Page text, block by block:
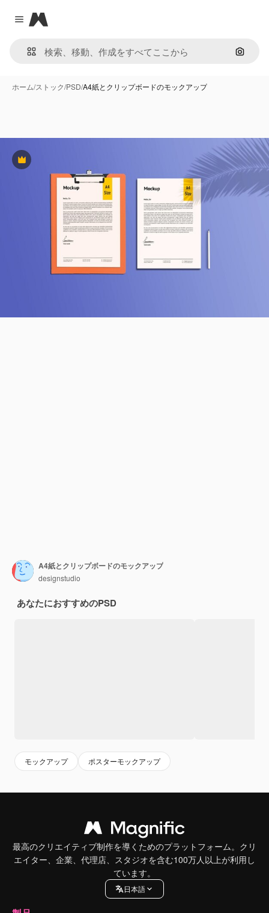
Close menu
Magnific
画像で
ホーム/ストック/PSD/A4紙とクリップボードのモックアップ
Premium
A4紙とクリップボードのモックアップ
designstudio
あなたにおすすめのPSD
モックアップ ポスターモックアップ
最高のクリエイティブ制作を導くためのプラットフォーム。クリ
エイター、企業、代理店、スタジオを含む100万人以上が利用し
ています。
日本語